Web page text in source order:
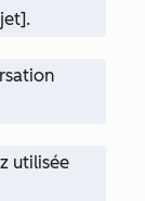
utilisée